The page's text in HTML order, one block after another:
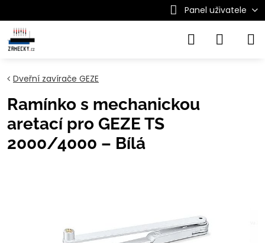
Panel uživatele
Dveřní zavírače GEZE
Ramínko s mechanickou
aretací pro GEZE TS
2000/4000 – Bílá